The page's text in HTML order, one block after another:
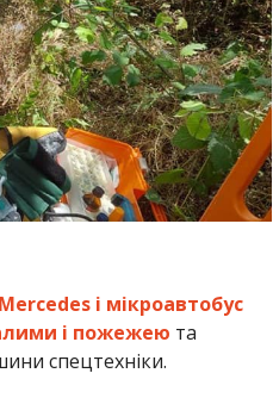
і мікроавтобус
і пожежею та
спецтехніки.